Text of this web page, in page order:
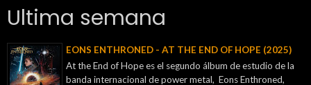
Ultima semana
EONS ENTHRONED - AT THE END OF HOPE (2025)
At the End of Hope es el segundo álbum de estudio de la
banda internacional de power metal, Eons Enthroned,